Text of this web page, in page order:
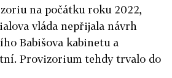
na počátku roku 2022,
vláda nepřijala návrh
Babišova kabinetu a
Provizorium tehdy trvalo do